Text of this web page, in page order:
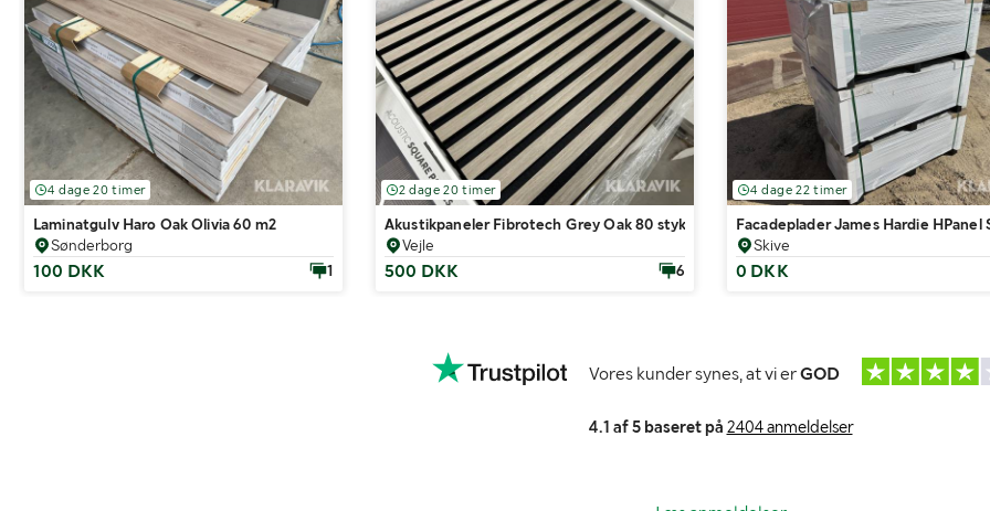
4 dage 20 timer
Laminatgulv Haro Oak Olivia 60 m2
Sønderborg
100 DKK 1
2 dage 20 timer
Akustikpaneler Fibrotech Grey Oak 80 styk
Vejle
500 DKK 6
4 dage 22 timer
Facadeplader James Hardie
Skive
0 DKK
Vores kunder synes, at vi erGOD
4.1 af 5 baseret på 2404 anmeldelser